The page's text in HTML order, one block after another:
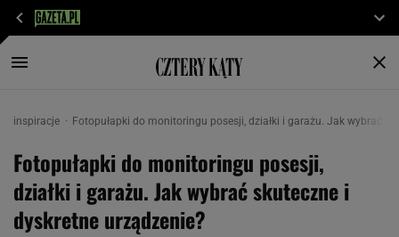
inspiracje Fotopułapki do monitoringu posesji, działki i garażu. Jak wybrać
Fotopułapki do monitoringu posesji,
działki i garażu. Jak wybrać skuteczne i
dyskretne urządzenie?